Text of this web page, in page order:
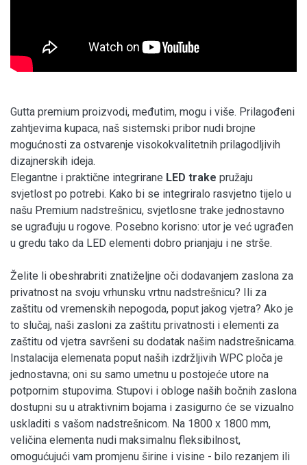
Gutta premium proizvodi, međutim, mogu i više. Prilagođeni
zahtjevima kupaca, naš sistemski pribor nudi brojne
mogućnosti za ostvarenje visokokvalitetnih prilagodljivih
dizajnerskih ideja.
Elegantne i praktične integrirane LED trake pružaju
svjetlost po potrebi. Kako bi se integriralo rasvjetno tijelo u
našu Premium nadstrešnicu, svjetlosne trake jednostavno
se ugrađuju u rogove. Posebno korisno: utor je već ugrađen
u gredu tako da LED elementi dobro prianjaju i ne strše.
Želite li obeshrabriti znatiželjne oči dodavanjem zaslona za
privatnost na svoju vrhunsku vrtnu nadstrešnicu? Ili za
zaštitu od vremenskih nepogoda, poput jakog vjetra? Ako je
to slučaj, naši zasloni za zaštitu privatnosti i elementi za
zaštitu od vjetra savršeni su dodatak našim nadstrešnicama.
Instalacija elemenata poput naših izdržljivih WPC ploča je
jednostavna; oni su samo umetnu u postojeće utore na
potpornim stupovima. Stupovi i obloge naših bočnih zaslona
dostupni su u atraktivnim bojama i zasigurno će se vizualno
uskladiti s vašom nadstrešnicom. Na 1800 x 1800 mm,
veličina elementa nudi maksimalnu fleksibilnost,
omogućujući vam promjenu širine i visine - bilo rezanjem ili